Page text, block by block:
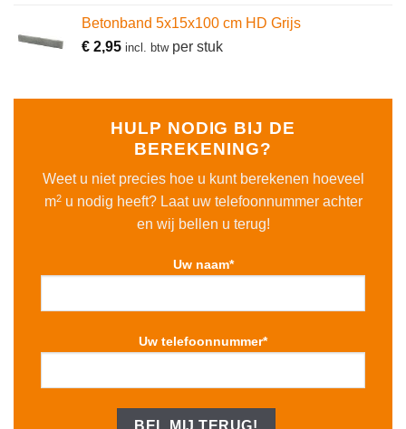
Betonband 5x15x100 cm HD Grijs
€ 2,95 incl. btwper stuk
HULP NODIG BIJ DE
BEREKENING?
Weet u niet precies hoe u kunt berekenen hoeveel
m2u nodig heeft? Laat uw telefoonnummer achter
en wij bellen u terug!
Uw naam*
Uw telefoonnummer*